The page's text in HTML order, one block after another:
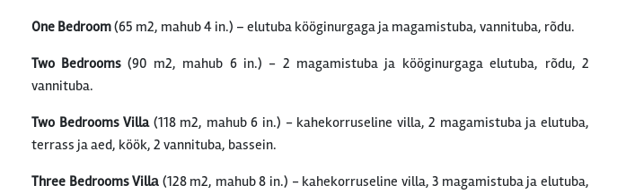
One Bedroom(65 m2, mahub 4 in.) – elutuba kööginurgaga ja magamistuba, vannituba, rõdu.
Two Bedrooms (90 m2, mahub 6 in.) - 2 magamistuba ja kööginurgaga elutuba, rõdu, 2
vannituba.
Two Bedrooms Villa(118 m2, mahub 6 in.) - kahekorruseline villa, 2 magamistuba ja elutuba,
terrass ja aed, köök, 2 vannituba, bassein.
Three Bedrooms Villа (128 m2, mahub 8 in.) - kahekorruseline villa, 3 magamistuba ja elutuba,